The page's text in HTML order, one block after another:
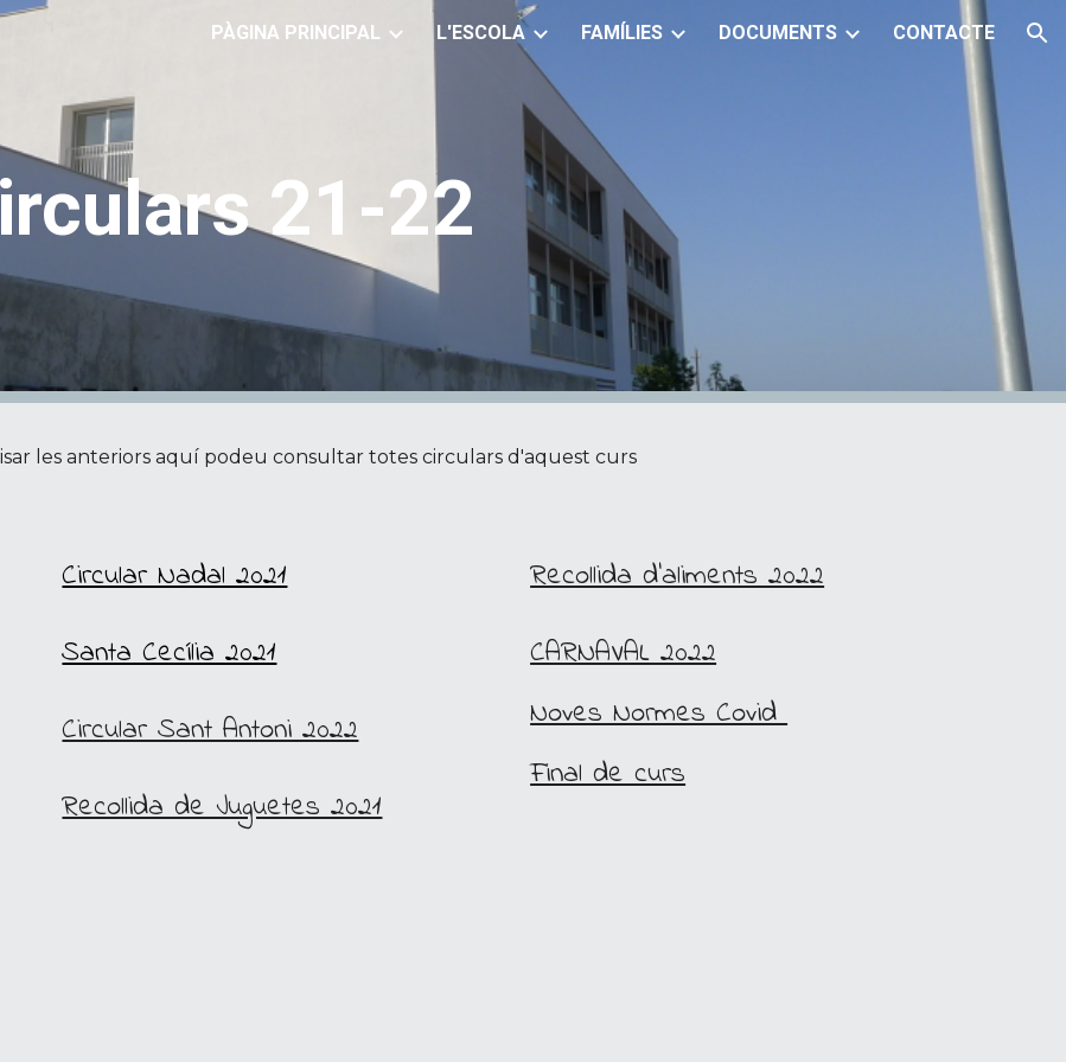
Skip to navigation
PÀGINA PRINCIPAL L'ESCOLA FAMÍLIES DOCUMENTS CONTACTE
21-22
les anteriors aquí podeu consultar totes circulars d'aquest curs
Circular Nadal 2021
Santa Cecília 2021
Circular Sant Antoni 2022
Recollida de Juguetes 2021
Recollida d'aliments 2022
CARNAVAL 2022
Noves Normes Covid
Final de curs